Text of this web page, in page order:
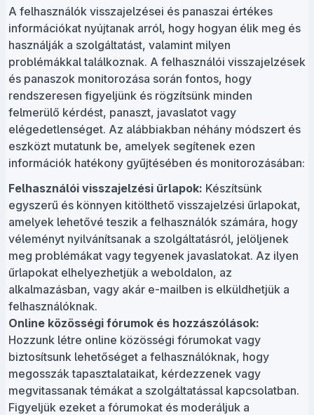
A felhasználók visszajelzései és panaszai értékes
információkat nyújtanak arról, hogy hogyan élik meg és
használják a szolgáltatást, valamint milyen
problémákkal találkoznak. A felhasználói visszajelzések
és panaszok monitorozása során fontos, hogy
rendszeresen figyeljünk és rögzítsünk minden
felmerülő kérdést, panaszt, javaslatot vagy
elégedetlenséget. Az alábbiakban néhány módszert és
eszközt mutatunk be, amelyek segítenek ezen
információk hatékony gyűjtésében és monitorozásában:
Felhasználói visszajelzési űrlapok: Készítsünk
egyszerű és könnyen kitölthető visszajelzési űrlapokat,
amelyek lehetővé teszik a felhasználók számára, hogy
véleményt nyilvánítsanak a szolgáltatásról, jelöljenek
meg problémákat vagy tegyenek javaslatokat. Az ilyen
űrlapokat elhelyezhetjük a weboldalon, az
alkalmazásban, vagy akár e-mailben is elküldhetjük a
felhasználóknak.
Online közösségi fórumok és hozzászólások:
Hozzunk létre online közösségi fórumokat vagy
biztosítsunk lehetőséget a felhasználóknak, hogy
megosszák tapasztalataikat, kérdezzenek vagy
megvitassanak témákat a szolgáltatással kapcsolatban.
Figyeljük ezeket a fórumokat és moderáljuk a